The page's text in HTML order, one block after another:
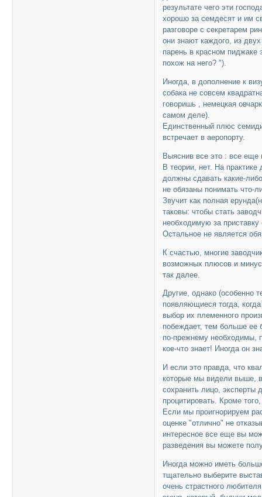
результате чего эти
хорошо за семдесят и им
разговоре с секретарем
они знают каждого, из
парень в красном пиджаке
похож на него? ").
Иногда, в дополнение к
собака не совсем
говоришь , немецкая
самом деле).
Единственный плюс
встречает в аеропорту.
Выяснив все это : все еще
В теории, нет. На
должны сдавать какие-
не обязаны понимать что-
Звучит как полная
таковы: чтобы стать
необходимую за
Остальное не является
К счастью, многие
возможных плюсов и
так далее.
Другие, однако (особенно
появляющиеся тогда,
выбор их племенного
побеждает, тем больше ее
по-прежнему необходимы,
кое-что знает! Иногда он
И если это правда, что
которые мы видели выше,
сохранить лицо,
процитировать. Кроме
Если мы проигнорируем
оценке "отлично" не
интересное все еще вы
разведения вы можете
Иногда можно иметь
тщательно выберите
очень страстного